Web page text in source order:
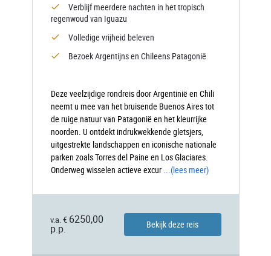
Verblijf meerdere nachten in het tropisch
regenwoud van Iguazu
Volledige vrijheid beleven
Bezoek Argentijns en Chileens Patagonië
Deze veelzijdige rondreis door Argentinië en Chili
neemt u mee van het bruisende Buenos Aires tot
de ruige natuur van Patagonië en het kleurrijke
noorden. U ontdekt indrukwekkende gletsjers,
uitgestrekte landschappen en iconische nationale
parken zoals Torres del Paine en Los Glaciares.
Onderweg wisselen actieve excur ...(lees meer)
v.a. € 6250,00
p.p.
Bekijk deze reis